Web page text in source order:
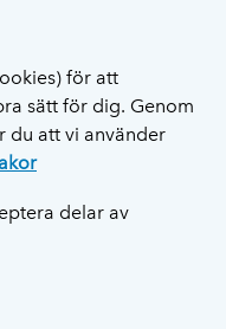
för att
sätt för dig. Genom
du att vi använder
delar av